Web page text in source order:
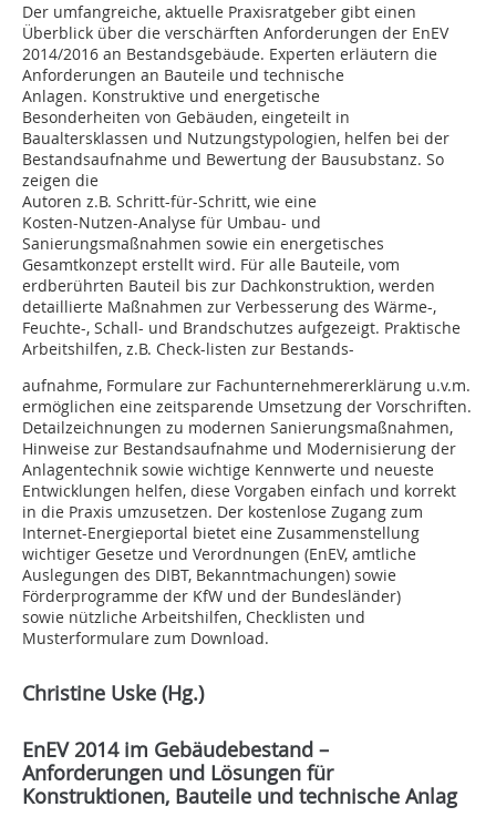
Der umfangreiche, aktuelle Praxisratgeber gibt einen
Überblick über die verschärften Anforderungen der EnEV
2014/2016 an Bestandsgebäude. Experten erläutern die
Anforderungen an Bauteile und technische
Anlagen. Konstruktive und energetische
Besonderheiten von Gebäuden, eingeteilt in
Baualtersklassen und Nutzungstypologien, helfen bei der
Bestandsaufnahme und Bewertung der Bausubstanz. So
zeigen die
Autoren z.B. Schritt-für-Schritt, wie eine
Kosten-Nutzen-Analyse für Umbau- und
Sanierungsmaßnahmen sowie ein energetisches
Gesamtkonzept erstellt wird. Für alle Bauteile, vom
erdberührten Bauteil bis zur Dachkonstruktion, werden
detaillierte Maßnahmen zur Verbesserung des Wärme-,
Feuchte-, Schall- und Brandschutzes aufgezeigt. Praktische
Arbeitshilfen, z.B. Check-listen zur Bestands-
aufnahme, Formulare zur Fachunternehmererklärung u.v.m.
ermöglichen eine zeitsparende Umsetzung der Vorschriften.
Detailzeichnungen zu modernen Sanierungsmaßnahmen,
Hinweise zur Bestandsaufnahme und Modernisierung der
Anlagentechnik sowie wichtige Kennwerte und neueste
Entwicklungen helfen, diese Vorgaben einfach und korrekt
in die Praxis umzusetzen. Der kostenlose Zugang zum
Internet-Energieportal bietet eine Zusammenstellung
wichtiger ­Gesetze und Verordnungen (EnEV, amtliche
Auslegungen des DIBT, Bekanntmachungen) sowie
Förderprogramme der KfW und der Bundesländer)
sowie nützliche Arbeitshilfen, Checklisten und
Musterformulare zum Download.
Christine Uske (Hg.)
EnEV 2014 im Gebäudebestand –
Anforderungen und Lösungen für
Konstruktionen, Bauteile und technische Anlag